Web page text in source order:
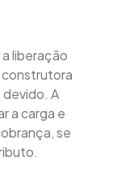
liberação
construtora
A
a carga e
se